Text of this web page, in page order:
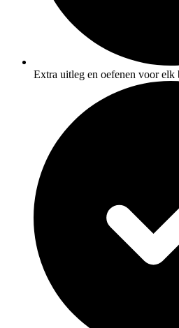
Extra uitleg en oefenen voor elk